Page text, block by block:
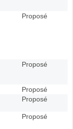
Proposé
Proposé
Proposé
Proposé
Proposé